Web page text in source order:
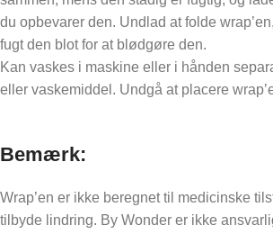
du opbevarer den. Undlad at folde
fugt den blot for at blødgøre den.
Kan vaskes i maskine eller i hånden
eller vaskemiddel. Undgå at placere
Bemærk:
Wrap’en er ikke beregnet til medicinske
tilbyde lindring. By Wonder er ikke